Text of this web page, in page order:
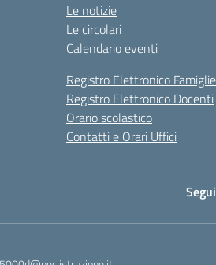
Le notizie
Le circolari
Calendario eventi
Registro Elettronico Famiglie
Registro Elettronico Docenti
Orario scolastico
Contatti e Orari Uffici